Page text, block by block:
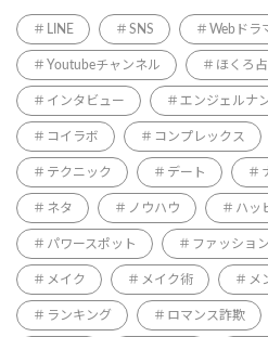
LINE SNS Webドラ
Youtubeチャンネル ほくろ
インタビュー エンジェルナ
コイラボ コンプレックス
テクニック デート
ネタ ノウハウ ハッ
パワースポット ファッション
メイク メイク術 メ
ランキング ロマンス詐欺